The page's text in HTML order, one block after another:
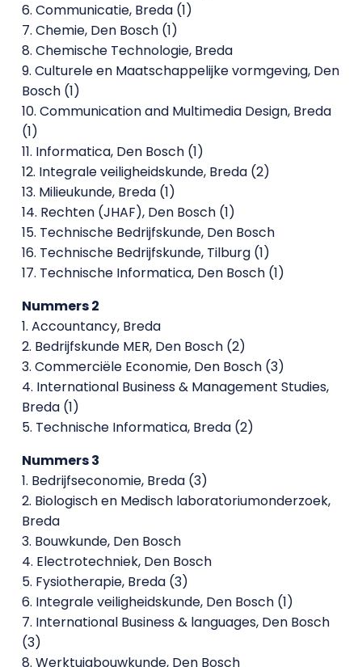
6. Communicatie, Breda (1)
7. Chemie, Den Bosch (1)
8. Chemische Technologie, Breda
9. Culturele en Maatschappelijke vormgeving, Den
Bosch (1)
10. Communication and Multimedia Design, Breda
(1)
11. Informatica, Den Bosch (1)
12. Integrale veiligheidskunde, Breda (2)
13. Milieukunde, Breda (1)
14. Rechten (JHAF), Den Bosch (1)
15. Technische Bedrijfskunde, Den Bosch
16. Technische Bedrijfskunde, Tilburg (1)
17. Technische Informatica, Den Bosch (1)
Nummers 2
1. Accountancy, Breda
2. Bedrijfskunde MER, Den Bosch (2)
3. Commerciële Economie, Den Bosch (3)
4. International Business & Management Studies,
Breda (1)
5. Technische Informatica, Breda (2)
Nummers 3
1. Bedrijfseconomie, Breda (3)
2. Biologisch en Medisch laboratoriumonderzoek,
Breda
3. Bouwkunde, Den Bosch
4. Electrotechniek, Den Bosch
5. Fysiotherapie, Breda (3)
6. Integrale veiligheidskunde, Den Bosch (1)
7. International Business & languages, Den Bosch
(3)
8. Werktuigbouwkunde, Den Bosch